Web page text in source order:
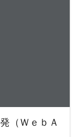
（ＷｅｂＡ